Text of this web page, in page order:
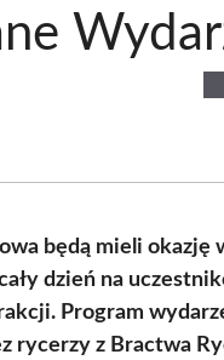
będą mieli
dzień na
Program
rycerzy z Bractwa